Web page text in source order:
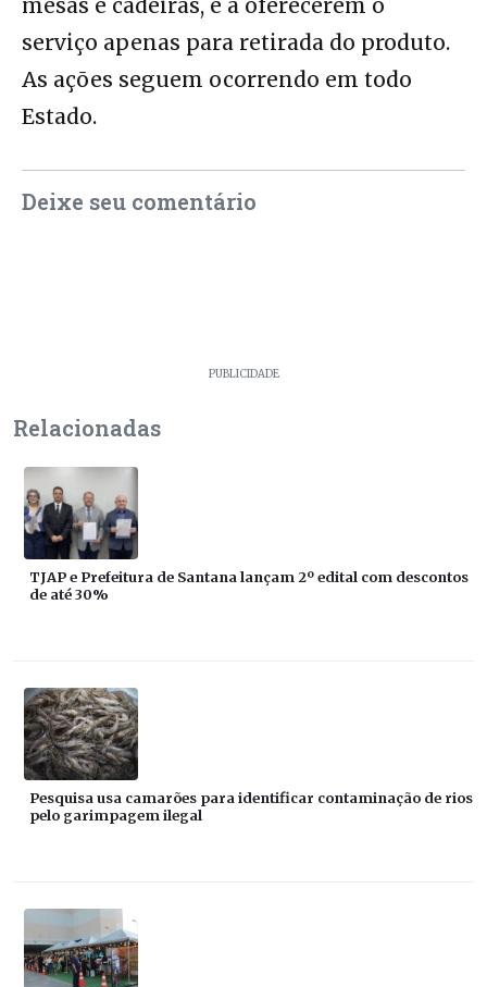
mesas e cadeiras, e a oferecerem o
serviço apenas para retirada do produto.
As ações seguem ocorrendo em todo
Estado.
Deixe seu comentário
PUBLICIDADE
Relacionadas
TJAP e Prefeitura de Santana lançam 2º edital com descontos
de até 30%
Pesquisa usa camarões para identificar contaminação de rios
pelo garimpagem ilegal